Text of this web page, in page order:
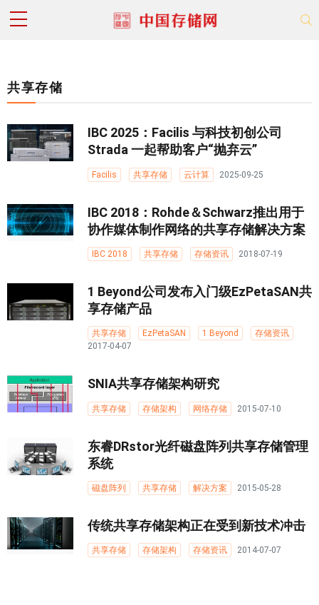
共享存储
IBC 2025：Facilis 与科技初创公司
Strada 一起帮助客户“抛弃云”
Facilis 共享存储 云计算 2025-09-25
IBC 2018：Rohde＆Schwarz推出用于
协作媒体制作网络的共享存储解决方案
IBC 2018 共享存储 存储资讯 2018-07-19
1 Beyond公司发布入门级EzPetaSAN共
享存储产品
共享存储 EzPetaSAN 1 Beyond
存储资讯
2017-04-07
SNIA共享存储架构研究
共享存储 存储架构 网络存储 2015-07-10
东睿DRstor光纤磁盘阵列共享存储管理
系统
磁盘阵列 共享存储 解决方案 2015-05-28
传统共享存储架构正在受到新技术冲击
共享存储 存储架构 存储资讯 2014-07-07